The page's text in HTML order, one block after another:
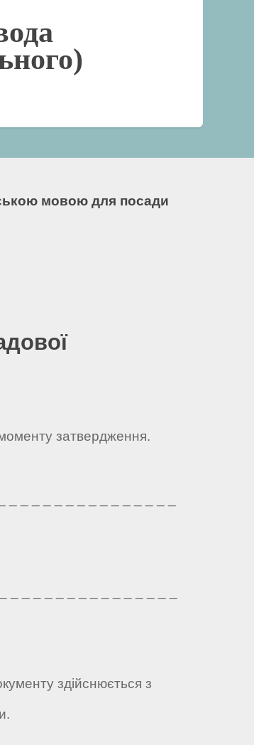
мовою для посади
затвердження.
_ _ _ _ _ _ _ _ _ _ _ _ _ _ _
_ _ _ _ _ _ _ _ _ _ _ _ _ _ _
здійснюється з